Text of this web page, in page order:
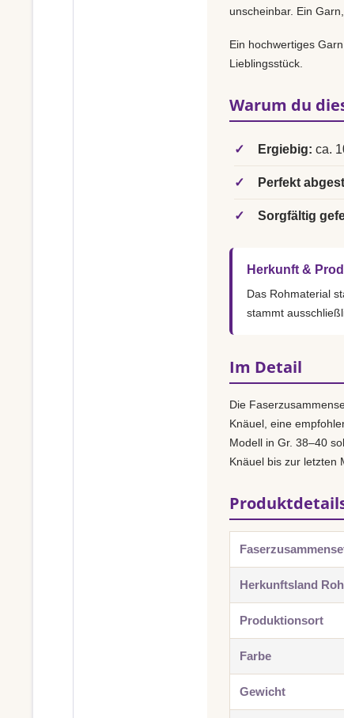
unscheinbar. Ein
Ein hochwertiges
Lieblingsstück.
Warum du
✓ Ergiebig: ca.
✓ Perfekt
✓ Sorgfältig
Herkunft &
Das Rohmaterial
stammt
Im Detail
Die
Knäuel, eine
Modell in Gr. 38–40
Knäuel bis zur letzten
Herkunftsland
Produktionsort
Farbe
Gewicht